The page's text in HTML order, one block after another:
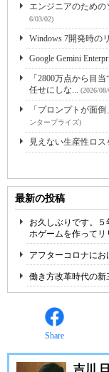
エンジニアのため
6/03/02)
Windows 7開発時の
Google Gemini
「2800万点から目
任せにしな... (2026/
「プロンプトが面
ンタープライズ)
見えない生産性ロ
最新の投稿
お久しぶりです。
ホゲームを作ってリ
アフターコロナに
働き方改革時代の新
Share
吉川